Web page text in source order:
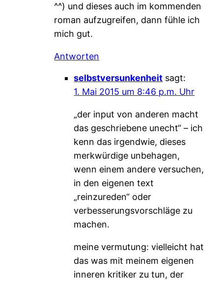
^^) und dieses auch im kommenden
roman aufzugreifen, dann fühle ich
mich gut.
Antworten
selbstversunkenheit sagt:
1. Mai 2015 um 8:46 p.m. Uhr
„der input von anderen macht
das geschriebene unecht“ – ich
kenn das irgendwie, dieses
merkwürdige unbehagen,
wenn einem andere versuchen,
in den eigenen text
„reinzureden“ oder
verbesserungsvorschläge zu
machen.
meine vermutung: vielleicht hat
das was mit meinem eigenen
inneren kritiker zu tun, der